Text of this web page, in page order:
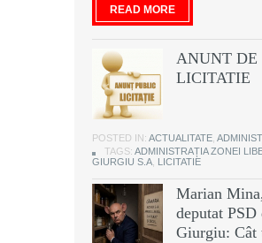
READ MORE
ANUNT DE
LICITATIE
POSTED IN: ACTUALITATE,
TAGS: ADMINISTRAȚIA ZONEI
GIURGIU S.A, LICITATIE
Marian
deputat PSD
Giurgiu: Cât